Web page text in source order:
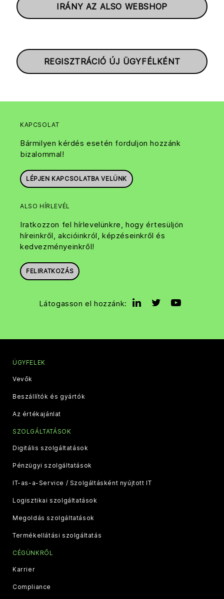
IRÁNY AZ ALSO WEBSHOP
REGISZTRÁCIÓ ÚJ ÜGYFÉLKÉNT
KAPCSOLAT
Bármilyen kérdés esetén forduljon hozzánk
bizalommal!
LÉPJEN KAPCSOLATBA VELÜNK
ALSO HÍRLEVÉL
Iratkozzon fel hírlevelünkre, hogy értesüljön
híreinkről, akcióinkról, képzéseinkről és
kedvezményeinkről!
FELIRATKOZÁS
Látogasson el hozzánk:
ÜGYFELEK
Vevők
Beszállítók és gyártók
Az értékajánlat
SZOLGÁLTATÁSOK
Digitális szolgáltatások
Pénzügyi szolgáltatások
IT-as-a-Service / Szolgáltásként nyújtott IT
Logisztikai szolgáltatások
Megoldás szolgáltatások
Termékellátási szolgáltatás
CÉGÜNKRŐL
Karrier
Compliance